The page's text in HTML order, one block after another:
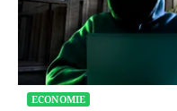
ECONOMIE